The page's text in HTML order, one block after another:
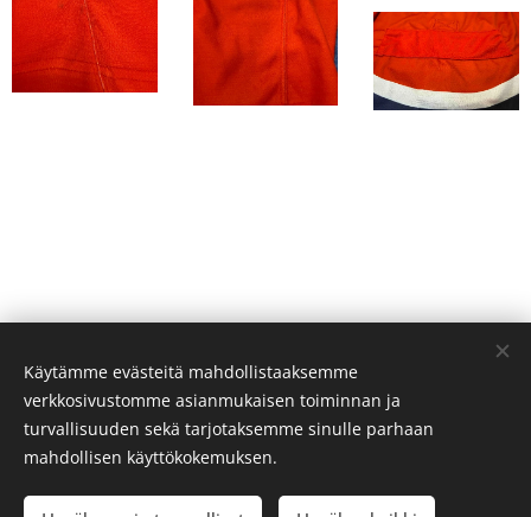
© 2019 Gabi Hakanen
Evästeet
Kielet
Käytämme evästeitä mahdollistaaksemme
verkkosivustomme asianmukaisen toiminnan ja
turvallisuuden sekä tarjotaksemme sinulle parhaan
mahdollisen käyttökokemuksen.